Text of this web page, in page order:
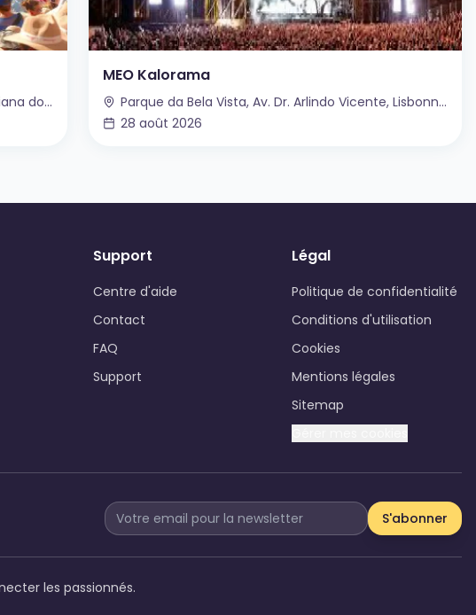
Praia Fluvial do Taboão, Paredes de Coura, Viana do Castelo, Portugal
MEO Kalorama
Parque da Bela Vista, Av. Dr. Arlindo Vicente, Lisbonne, Portugal
28 août 2026
Support
Centre d'aide
Contact
FAQ
Support
Légal
Politique de confidentialité
Conditions d'utilisation
Cookies
Mentions légales
Sitemap
S'abonner
les passionnés.